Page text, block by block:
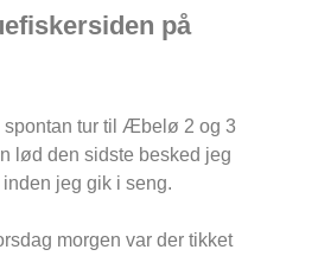
på
spontan tur til Æbelø 2 og 3
lød den sidste besked jeg
jeg gik i seng.
morgen var der tikket